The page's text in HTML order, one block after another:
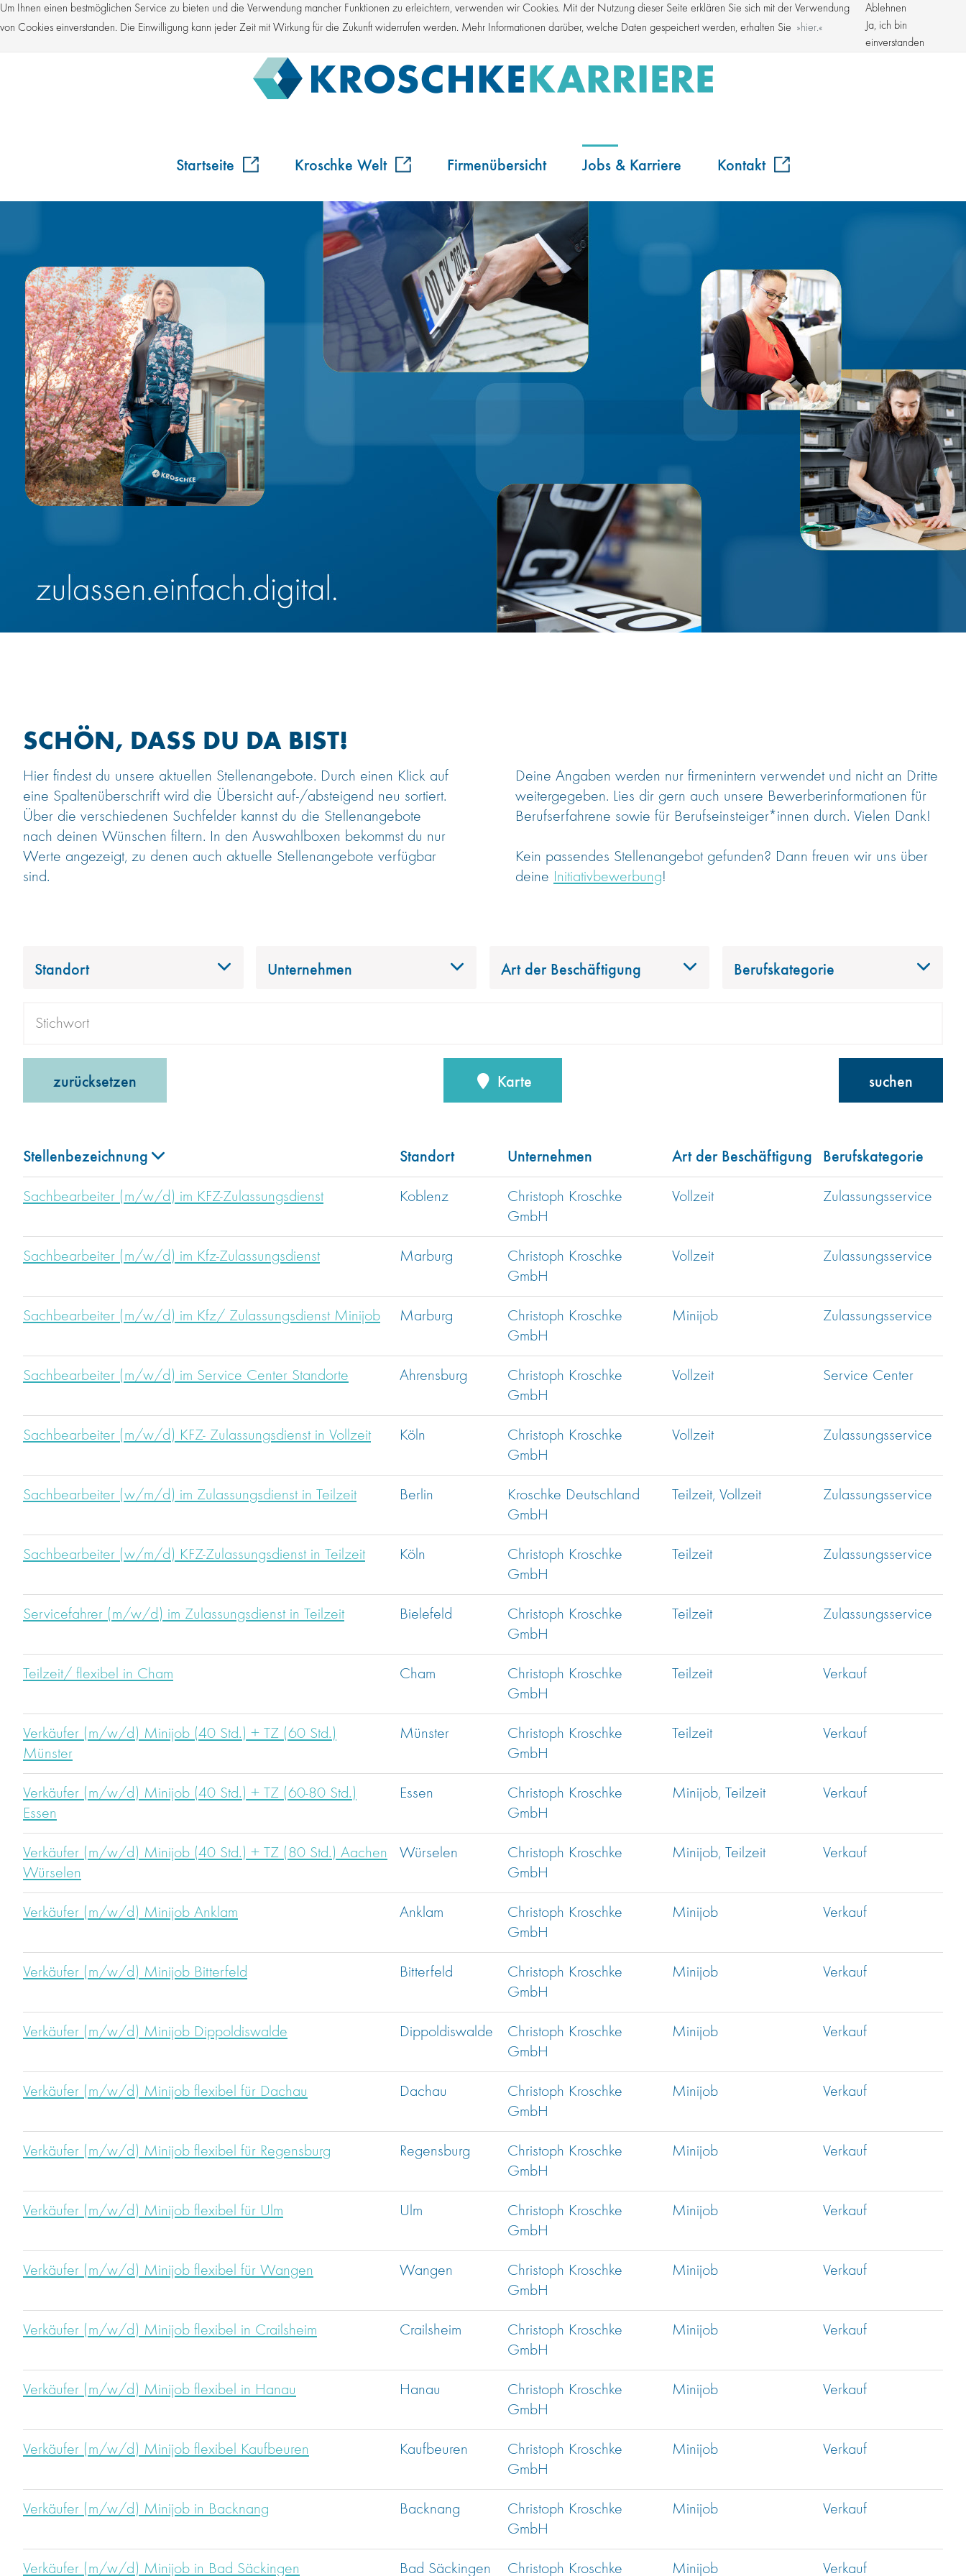
Um Ihnen einen bestmöglichen Service zu bieten und die Verwendung mancher Funktionen zu erleichtern, verwenden wir Cookies. Mit der Nutzung dieser Seite erklären Sie sich mit der Verwendung
von Cookies einverstanden. Die Einwilligung kann jeder Zeit mit Wirkung für die Zukunft widerrufen werden. Mehr Informationen darüber, welche Daten gespeichert werden, erhalten Sie
hier.
Ablehnen
Ja, ich bin
einverstanden
Kroschke Gruppe
Startseite Kroschke Welt Firmenübersicht Jobs & Karriere Kontakt
SCHÖN, DASS DU DA BIST!
Hier findest du unsere aktuellen Stellenangebote. Durch einen Klick auf
eine Spaltenüberschrift wird die Übersicht auf-/absteigend neu sortiert.
Über die verschiedenen Suchfelder kannst du die Stellenangebote
nach deinen Wünschen filtern. In den Auswahlboxen bekommst du nur
Werte angezeigt, zu denen auch aktuelle Stellenangebote verfügbar
sind.
Deine Angaben werden nur firmenintern verwendet und nicht an Dritte
weitergegeben. Lies dir gern auch unsere Bewerberinformationen für
Berufserfahrene sowie für Berufseinsteiger*innen durch. Vielen Dank!
Kein passendes Stellenangebot gefunden? Dann freuen wir uns über
deine Initiativbewerbung!
Standort Unternehmen Art der Beschäftigung Berufskategorie
zurücksetzen Karte suchen
Stellenbezeichnung Standort Unternehmen Art der Beschäftigung Berufskategorie
Sachbearbeiter (m/w/d) im KFZ-Zulassungsdienst Koblenz
Christoph Kroschke
GmbH
Vollzeit Zulassungsservice
Sachbearbeiter (m/w/d) im Kfz-Zulassungsdienst Marburg
Christoph Kroschke
GmbH
Vollzeit Zulassungsservice
Sachbearbeiter (m/w/d) im Kfz/ Zulassungsdienst Minijob Marburg
Christoph Kroschke
GmbH
Minijob Zulassungsservice
Sachbearbeiter (m/w/d) im Service Center Standorte Ahrensburg
Christoph Kroschke
GmbH
Vollzeit Service Center
Sachbearbeiter (m/w/d) KFZ- Zulassungsdienst in Vollzeit Köln
Christoph Kroschke
GmbH
Vollzeit Zulassungsservice
Sachbearbeiter (w/m/d) im Zulassungsdienst in Teilzeit Berlin
Kroschke Deutschland
GmbH
Teilzeit, Vollzeit Zulassungsservice
Sachbearbeiter (w/m/d) KFZ-Zulassungsdienst in Teilzeit Köln
Christoph Kroschke
GmbH
Teilzeit Zulassungsservice
Servicefahrer (m/w/d) im Zulassungsdienst in Teilzeit Bielefeld
Christoph Kroschke
GmbH
Teilzeit Zulassungsservice
Teilzeit/ flexibel in Cham Cham
Christoph Kroschke
GmbH
Teilzeit Verkauf
Verkäufer (m/w/d) Minijob (40 Std.) + TZ (60 Std.)
Münster
Münster
Christoph Kroschke
GmbH
Teilzeit Verkauf
Verkäufer (m/w/d) Minijob (40 Std.) + TZ (60-80 Std.)
Essen
Essen
Christoph Kroschke
GmbH
Minijob, Teilzeit Verkauf
Verkäufer (m/w/d) Minijob (40 Std.) + TZ (80 Std.) Aachen
Würselen
Würselen
Christoph Kroschke
GmbH
Minijob, Teilzeit Verkauf
Verkäufer (m/w/d) Minijob Anklam Anklam
Christoph Kroschke
GmbH
Minijob Verkauf
Verkäufer (m/w/d) Minijob Bitterfeld Bitterfeld
Christoph Kroschke
GmbH
Minijob Verkauf
Verkäufer (m/w/d) Minijob Dippoldiswalde Dippoldiswalde
Christoph Kroschke
GmbH
Minijob Verkauf
Verkäufer (m/w/d) Minijob flexibel für Dachau Dachau
Christoph Kroschke
GmbH
Minijob Verkauf
Verkäufer (m/w/d) Minijob flexibel für Regensburg Regensburg
Christoph Kroschke
GmbH
Minijob Verkauf
Verkäufer (m/w/d) Minijob flexibel für Ulm Ulm
Christoph Kroschke
GmbH
Minijob Verkauf
Verkäufer (m/w/d) Minijob flexibel für Wangen Wangen
Christoph Kroschke
GmbH
Minijob Verkauf
Verkäufer (m/w/d) Minijob flexibel in Crailsheim Crailsheim
Christoph Kroschke
GmbH
Minijob Verkauf
Verkäufer (m/w/d) Minijob flexibel in Hanau Hanau
Christoph Kroschke
GmbH
Minijob Verkauf
Verkäufer (m/w/d) Minijob flexibel Kaufbeuren Kaufbeuren
Christoph Kroschke
GmbH
Minijob Verkauf
Verkäufer (m/w/d) Minijob in Backnang Backnang
Christoph Kroschke
GmbH
Minijob Verkauf
Verkäufer (m/w/d) Minijob in Bad Säckingen Bad Säckingen Christoph Kroschke Minijob Verkauf